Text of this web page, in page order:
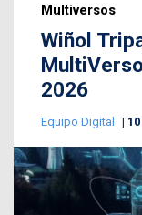
Multiversos
Wiñol
2026
Equipo Digital